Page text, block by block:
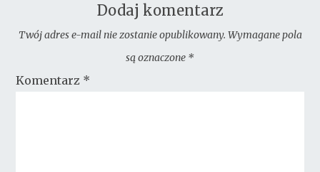
Dodaj komentarz
Twój adres e-mail nie zostanie opublikowany. Wymagane pola
są oznaczone *
Komentarz *